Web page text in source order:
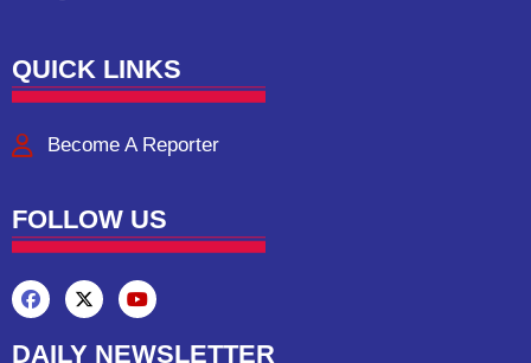
QUICK LINKS
Become A Reporter
FOLLOW US
DAILY NEWSLETTER